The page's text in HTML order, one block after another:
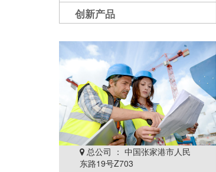
创新产品
 总公司 ： 中国张家港市人民
东路19号Z703